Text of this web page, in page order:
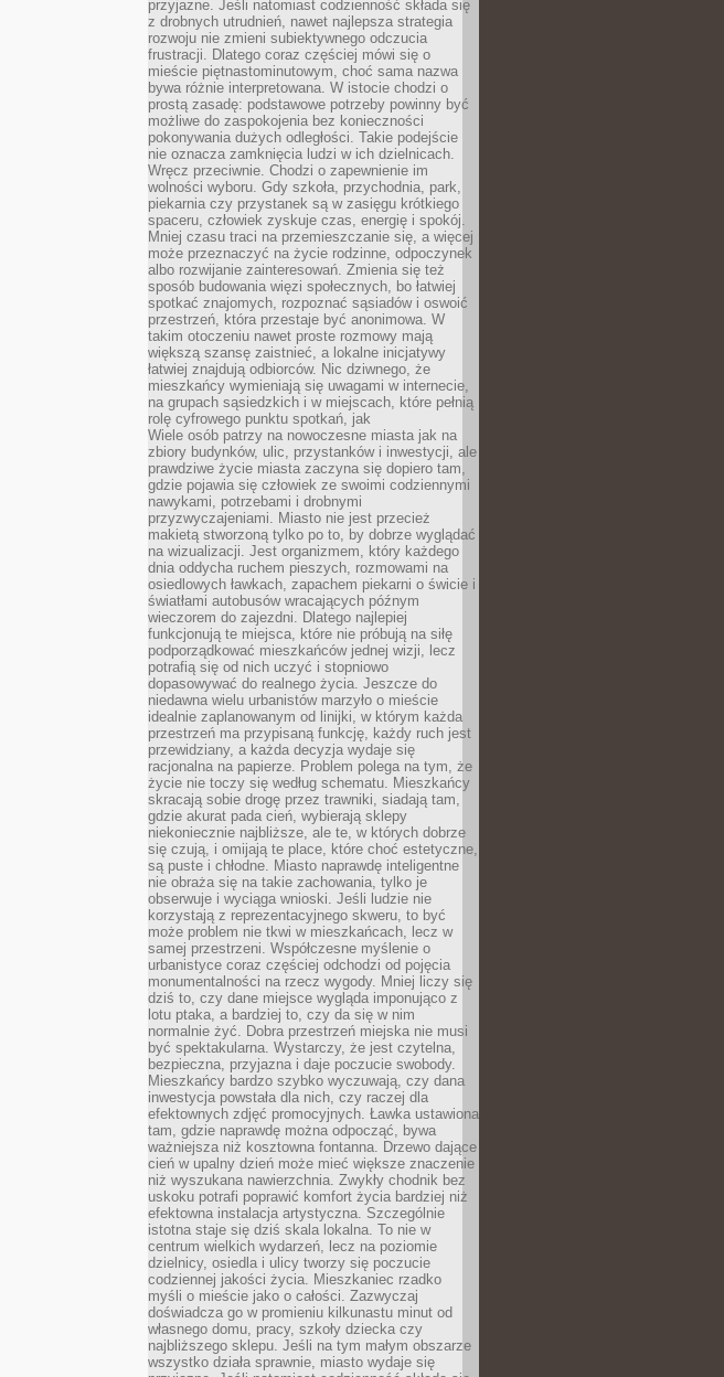
przyjazne. Jeśli natomiast codzienność składa się
z drobnych utrudnień, nawet najlepsza strategia
rozwoju nie zmieni subiektywnego odczucia
frustracji. Dlatego coraz częściej mówi się o
mieście piętnastominutowym, choć sama nazwa
bywa różnie interpretowana. W istocie chodzi o
prostą zasadę: podstawowe potrzeby powinny być
możliwe do zaspokojenia bez konieczności
pokonywania dużych odległości. Takie podejście
nie oznacza zamknięcia ludzi w ich dzielnicach.
Wręcz przeciwnie. Chodzi o zapewnienie im
wolności wyboru. Gdy szkoła, przychodnia, park,
piekarnia czy przystanek są w zasięgu krótkiego
spaceru, człowiek zyskuje czas, energię i spokój.
Mniej czasu traci na przemieszczanie się, a więcej
może przeznaczyć na życie rodzinne, odpoczynek
albo rozwijanie zainteresowań. Zmienia się też
sposób budowania więzi społecznych, bo łatwiej
spotkać znajomych, rozpoznać sąsiadów i oswoić
przestrzeń, która przestaje być anonimowa. W
takim otoczeniu nawet proste rozmowy mają
większą szansę zaistnieć, a lokalne inicjatywy
łatwiej znajdują odbiorców. Nic dziwnego, że
mieszkańcy wymieniają się uwagami w internecie,
na grupach sąsiedzkich i w miejscach, które pełnią
rolę cyfrowego punktu spotkań, jak
Wiele osób patrzy na nowoczesne miasta jak na
zbiory budynków, ulic, przystanków i inwestycji, ale
prawdziwe życie miasta zaczyna się dopiero tam,
gdzie pojawia się człowiek ze swoimi codziennymi
nawykami, potrzebami i drobnymi
przyzwyczajeniami. Miasto nie jest przecież
makietą stworzoną tylko po to, by dobrze wyglądać
na wizualizacji. Jest organizmem, który każdego
dnia oddycha ruchem pieszych, rozmowami na
osiedlowych ławkach, zapachem piekarni o świcie i
światłami autobusów wracających późnym
wieczorem do zajezdni. Dlatego najlepiej
funkcjonują te miejsca, które nie próbują na siłę
podporządkować mieszkańców jednej wizji, lecz
potrafią się od nich uczyć i stopniowo
dopasowywać do realnego życia. Jeszcze do
niedawna wielu urbanistów marzyło o mieście
idealnie zaplanowanym od linijki, w którym każda
przestrzeń ma przypisaną funkcję, każdy ruch jest
przewidziany, a każda decyzja wydaje się
racjonalna na papierze. Problem polega na tym, że
życie nie toczy się według schematu. Mieszkańcy
skracają sobie drogę przez trawniki, siadają tam,
gdzie akurat pada cień, wybierają sklepy
niekoniecznie najbliższe, ale te, w których dobrze
się czują, i omijają te place, które choć estetyczne,
są puste i chłodne. Miasto naprawdę inteligentne
nie obraża się na takie zachowania, tylko je
obserwuje i wyciąga wnioski. Jeśli ludzie nie
korzystają z reprezentacyjnego skweru, to być
może problem nie tkwi w mieszkańcach, lecz w
samej przestrzeni. Współczesne myślenie o
urbanistyce coraz częściej odchodzi od pojęcia
monumentalności na rzecz wygody. Mniej liczy się
dziś to, czy dane miejsce wygląda imponująco z
lotu ptaka, a bardziej to, czy da się w nim
normalnie żyć. Dobra przestrzeń miejska nie musi
być spektakularna. Wystarczy, że jest czytelna,
bezpieczna, przyjazna i daje poczucie swobody.
Mieszkańcy bardzo szybko wyczuwają, czy dana
inwestycja powstała dla nich, czy raczej dla
efektownych zdjęć promocyjnych. Ławka ustawiona
tam, gdzie naprawdę można odpocząć, bywa
ważniejsza niż kosztowna fontanna. Drzewo dające
cień w upalny dzień może mieć większe znaczenie
niż wyszukana nawierzchnia. Zwykły chodnik bez
uskoku potrafi poprawić komfort życia bardziej niż
efektowna instalacja artystyczna. Szczególnie
istotna staje się dziś skala lokalna. To nie w
centrum wielkich wydarzeń, lecz na poziomie
dzielnicy, osiedla i ulicy tworzy się poczucie
codziennej jakości życia. Mieszkaniec rzadko
myśli o mieście jako o całości. Zazwyczaj
doświadcza go w promieniu kilkunastu minut od
własnego domu, pracy, szkoły dziecka czy
najbliższego sklepu. Jeśli na tym małym obszarze
wszystko działa sprawnie, miasto wydaje się